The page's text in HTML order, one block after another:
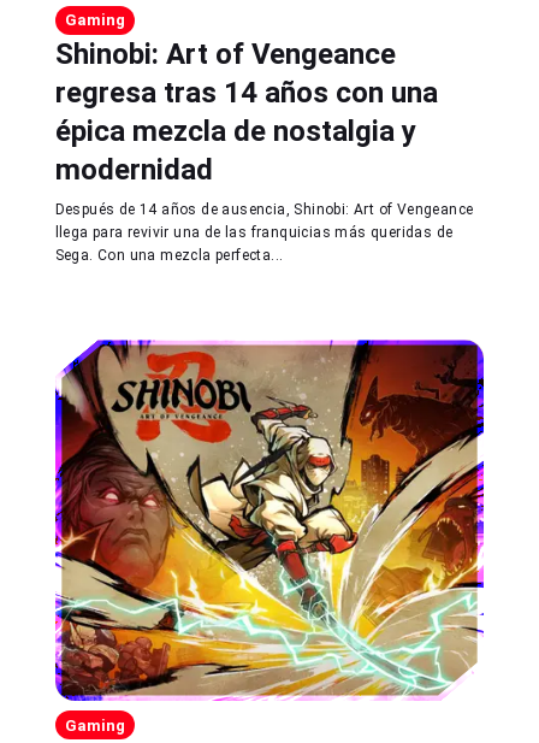
Gaming
Shinobi: Art of Vengeance
regresa tras 14 años con una
épica mezcla de nostalgia y
modernidad
Después de 14 años de ausencia, Shinobi: Art of Vengeance
llega para revivir una de las franquicias más queridas de
Sega. Con una mezcla perfecta...
Gaming